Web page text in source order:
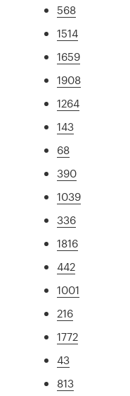
568
1514
1659
1908
1264
143
68
390
1039
336
1816
442
1001
216
1772
43
813